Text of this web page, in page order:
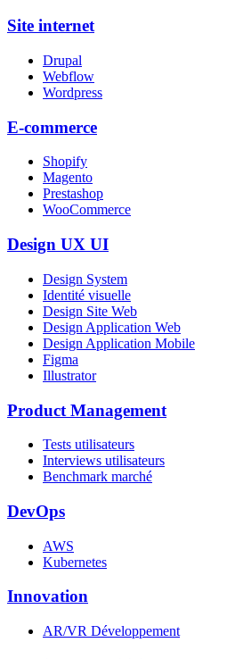
Site internet
Drupal
Webflow
Wordpress
E-commerce
Shopify
Magento
Prestashop
WooCommerce
Design UX UI
Design System
Identité visuelle
Design Site Web
Design Application Web
Design Application Mobile
Figma
Illustrator
Product Management
Tests utilisateurs
Interviews utilisateurs
Benchmark marché
DevOps
AWS
Kubernetes
Innovation
AR/VR Développement